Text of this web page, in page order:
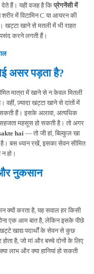
हैं। यही वजह है कि प्रेगनेंसी में
में विटामिन C या आयरन की
खट्टा खाने से मतली में भी राहत
पसंद करने लगती हैं।
असर पड़ता है?
मात्रा में खाने से न केवल मितली
वहीं, ज़्यादा खट्टा खाने से दांतों में
सकती हैं। इसके अलावा, अत्यधिक
महसूस हो सकती है। तो अगर
hai — तो जी हां, बिल्कुल खा
है। बस ध्यान रखें, इसका सेवन सीमित
हो।
नुकसान
क्यों करता है, यह सवाल हर किसी
एक आम बात है, लेकिन इसके पीछे
खाद्य पदार्थों के सेवन से कुछ
है, जो मां और बच्चे दोनों के लिए
लाभ और क्या हानियां हो सकती